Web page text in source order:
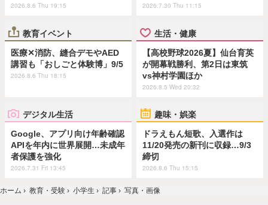
2026.8.6 Thu 19:15 2026.7.30 Thu 11:15
教育イベント
医療✕消防、縫合デモやAED
講習も「おしごと体験博」9/5
2026.8.6 Thu 18:15
生活・健康
【高校野球2026夏】仙台育英
が開幕戦勝利、第2日は東筑
vs神村学園ほか
2026.8.5 Wed 20:32
デジタル生活
Google、アプリ向け年齢確認
APIを年内に世界展開…未成年
者保護を強化
2026.7.31 Fri 13:45
趣味・娯楽
ドラえもん短歌、入選作は
11/20発売の新刊に収録…9/3
締切
2026.8.6 Thu 15:15
ホーム › 教育・受験 › 小学生 › 記事 › 写真・画像